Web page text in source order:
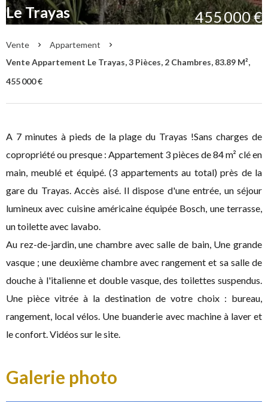
Le Trayas 455 000 €
Vente
Appartement
Vente Appartement Le Trayas, 3 Pièces, 2 Chambres, 83.89 M²,
455 000 €
A 7 minutes à pieds de la plage du Trayas !Sans charges de
copropriété ou presque : Appartement 3 pièces de 84 m² clé en
main, meublé et équipé. (3 appartements au total) près de la
gare du Trayas. Accès aisé. Il dispose d'une entrée, un séjour
lumineux avec cuisine américaine équipée Bosch, une terrasse,
un toilette avec lavabo.
Au rez-de-jardin, une chambre avec salle de bain, Une grande
vasque ; une deuxième chambre avec rangement et sa salle de
douche à l'italienne et double vasque, des toilettes suspendus.
Une pièce vitrée à la destination de votre choix : bureau,
rangement, local vélos. Une buanderie avec machine à laver et
le confort. Vidéos sur le site.
Galerie photo